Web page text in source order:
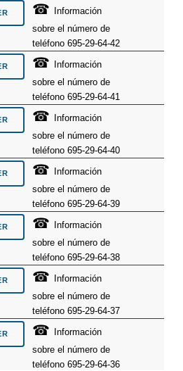
☎ Información
sobre el número de
teléfono 695-29-64-42
☎ Información
sobre el número de
teléfono 695-29-64-41
☎ Información
sobre el número de
teléfono 695-29-64-40
☎ Información
sobre el número de
teléfono 695-29-64-39
☎ Información
sobre el número de
teléfono 695-29-64-38
☎ Información
sobre el número de
teléfono 695-29-64-37
☎ Información
sobre el número de
teléfono 695-29-64-36